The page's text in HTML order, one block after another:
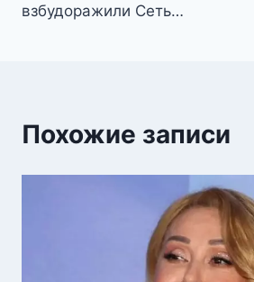
взбудоражили Сеть…
Похожие записи